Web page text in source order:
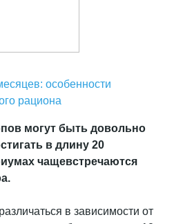
особенности
рациона
могут быть довольно
в длину 20
чащевстречаются
в зависимости от